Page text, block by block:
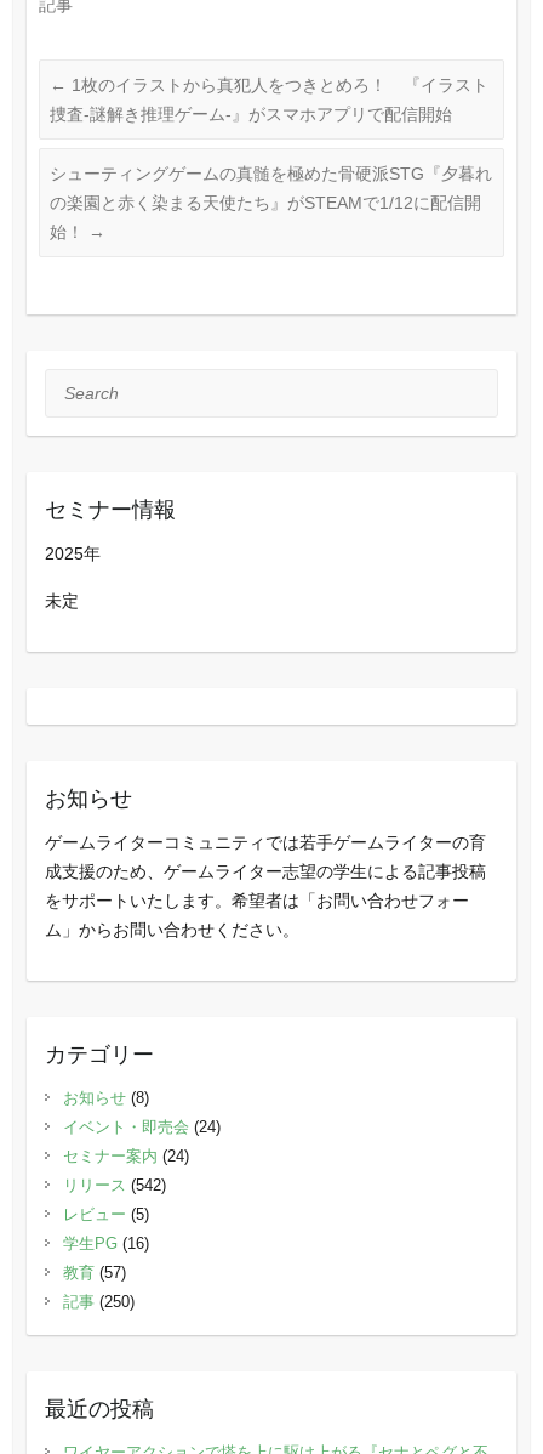
記事
← 1枚のイラストから真犯人をつきとめろ！ 『イラスト
捜査-謎解き推理ゲーム-』がスマホアプリで配信開始
シューティングゲームの真髄を極めた骨硬派STG『夕暮れ
の楽園と赤く染まる天使たち』がSTEAMで1/12に配信開
始！
→
Search
セミナー情報
2025年
未定
お知らせ
ゲームライターコミュニティでは若手ゲームライターの育
成支援のため、ゲームライター志望の学生による記事投稿
をサポートいたします。希望者は「お問い合わせフォー
ム」からお問い合わせください。
カテゴリー
お知らせ(8)
イベント・即売会 (24)
セミナー案内 (24)
リリース (542)
レビュー (5)
学生PG(16)
教育(57)
記事(250)
最近の投稿